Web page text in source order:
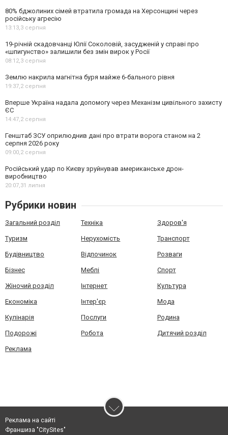
80% бджолиних сімей втратила громада на Херсонщині через
російську агресію
13:13,3 серпня
19-річній скадовчанці Юлії Соколовій, засудженій у справі про
«шпигунство» залишили без змін вирок у Росії
08:12,3 серпня
Землю накрила магнітна буря майже 6-бального рівня
19:37,2 серпня
Вперше Україна надала допомогу через Механізм цивільного захисту
ЄС
14:47,2 серпня
Генштаб ЗСУ оприлюднив дані про втрати ворога станом на 2
серпня 2026 року
09:00,2 серпня
Російський удар по Києву зруйнував американське дрон-
виробництво
20:07,31 липня
Рубрики новин
Загальний розділ Техніка Здоров'я
Туризм Нерухомість Транспорт
Будівництво Відпочинок Розваги
Бізнес Меблі Спорт
Жіночий розділ Інтернет Культура
Економіка Інтер'єр Мода
Кулінарія Послуги Родина
Подорожі Робота Дитячий розділ
Реклама
Реклама на сайті
Франшиза "CitySites"